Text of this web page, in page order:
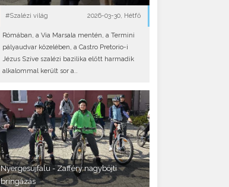
#Szalézi világ 2026-03-30, Hétfő
Rómában, a Via Marsala mentén, a Termini
pályaudvar közelében, a Castro Pretorio-i
Jézus Szíve szalézi bazilika előtt harmadik
alkalommal került sor a..
Nyergesújfalu - Zafféry nagyböjti
bringázás